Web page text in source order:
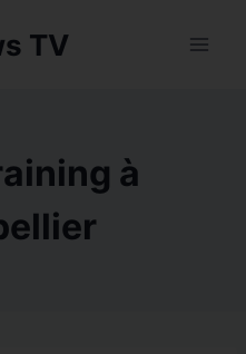
TV
à